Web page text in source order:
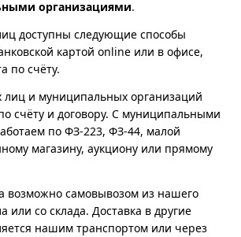
организациями.
доступны следующие способы
картой online или в офисе,
по счёту.
и муниципальных организаций
счёту и договору. С муниципальными
по ФЗ-223, ФЗ-44, малой
магазину, аукциону или прямому
возможно самовывозом из нашего
или со склада. Доставка в другие
нашим транспортом или через